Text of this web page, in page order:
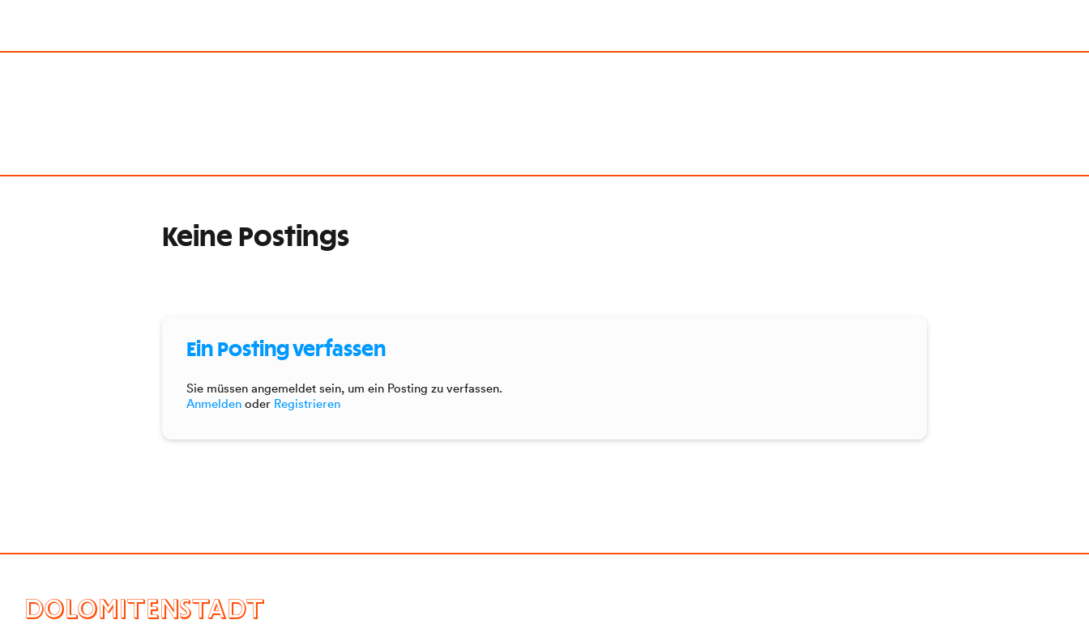
Keine Postings
Ein Posting verfassen
Sie müssen angemeldet sein, um ein Posting zu verfassen.
Anmelden oder Registrieren
DOLOMITENSTADT